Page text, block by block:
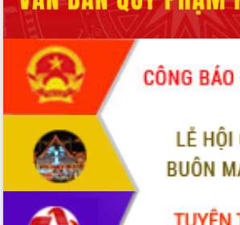
nhanh tiến độ các dự án trọng điểm
trong Khu kinh tế Nam Phú Yên
Hòn Yến phát triển du lịch gắn với bảo
tồn biển
Lấy ý kiến điều chỉnh Quy hoạch tỉnh
Đắk Lắk thời kỳ 2021-2030, tầm nhìn
Phát động chiến dịch 30 ngày đêm
giải phóng mặt bằng Tuyến đường bộ
ven biển
Đắk Lắk nỗ lực thúc đẩy tăng trưởng
kinh tế từ 10% trở lên trong Quý
II/2026